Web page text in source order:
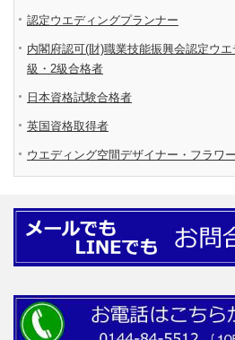
認定ウエディングプランナー
内閣府認可(財)職業技能振興会認定ウ
級・2級合格者
日本資格試験合格者
英国資格取得者
ウエディング空間デザイナー・フラワ